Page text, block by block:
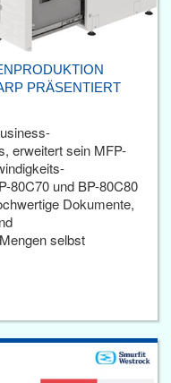
PRÄSENTIERT
erweitert sein MFP-
80C70 und BP-80C80
Dokumente,
selbst